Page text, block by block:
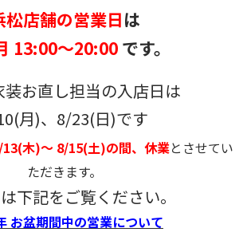
松店舗の営業日は
13:00～20:00です。
装お直し担当の入店日は
月)、8/23(日)です
木)～ 8/15(土)の間、休業とさせてい
ただきます。
下記をご覧ください。
お盆期間中の営業について